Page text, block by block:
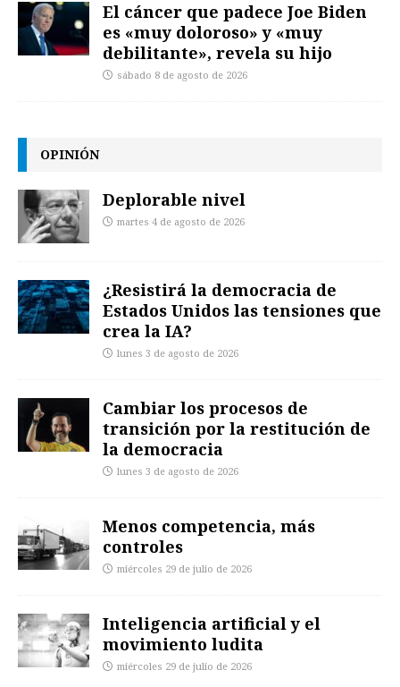
El cáncer que padece Joe Biden
es «muy doloroso» y «muy
debilitante», revela su hijo
sábado 8 de agosto de 2026
OPINIÓN
Deplorable nivel
martes 4 de agosto de 2026
¿Resistirá la democracia de
Estados Unidos las tensiones que
crea la IA?
lunes 3 de agosto de 2026
Cambiar los procesos de
transición por la restitución de
la democracia
lunes 3 de agosto de 2026
Menos competencia, más
controles
miércoles 29 de julio de 2026
Inteligencia artificial y el
movimiento ludita
miércoles 29 de julio de 2026